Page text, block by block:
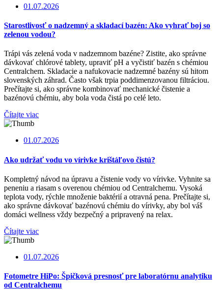
01.07.2026
Starostlivosť o nadzemný a skladací bazén: Ako vyhrať boj so
zelenou vodou?
Trápi vás zelená voda v nadzemnom bazéne? Zistite, ako správne
dávkovať chlórové tablety, upraviť pH a vyčistiť bazén s chémiou
Centralchem. Skladacie a nafukovacie nadzemné bazény sú hitom
slovenských záhrad. Často však trpia poddimenzovanou filtráciou.
Prečítajte si, ako správne kombinovať mechanické čistenie a
bazénovú chémiu, aby bola voda čistá po celé leto.
Čítajte viac
01.07.2026
Ako udržať vodu vo vírivke krištáľovo čistú?
Kompletný návod na úpravu a čistenie vody vo vírivke. Vyhnite sa
peneniu a riasam s overenou chémiou od Centralchemu. Vysoká
teplota vody, rýchle množenie baktérií a otravná pena. Prečítajte si,
ako správne dávkovať bazénovú chémiu do vírivky, aby bol váš
domáci wellness vždy bezpečný a pripravený na relax.
Čítajte viac
01.07.2026
Fotometre HiPo: Špičková presnosť pre laboratórnu analytiku
od Centralchemu